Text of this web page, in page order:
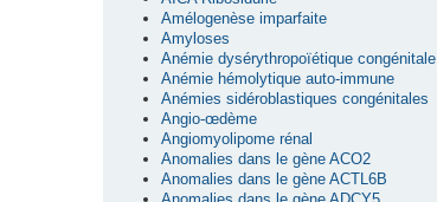
Amélogenèse imparfaite
Amyloses
Anémie dysérythropoïétique congénitale
Anémie hémolytique auto-immune
Anémies sidéroblastiques congénitales
Angio-œdème
Angiomyolipome rénal
Anomalies dans le gène ACO2
Anomalies dans le gène ACTL6B